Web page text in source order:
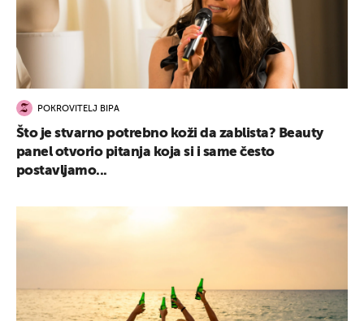
POKROVITELJ BIPA
Što je stvarno potrebno koži da zablista? Beauty
panel otvorio pitanja koja si i same često
postavljamo...